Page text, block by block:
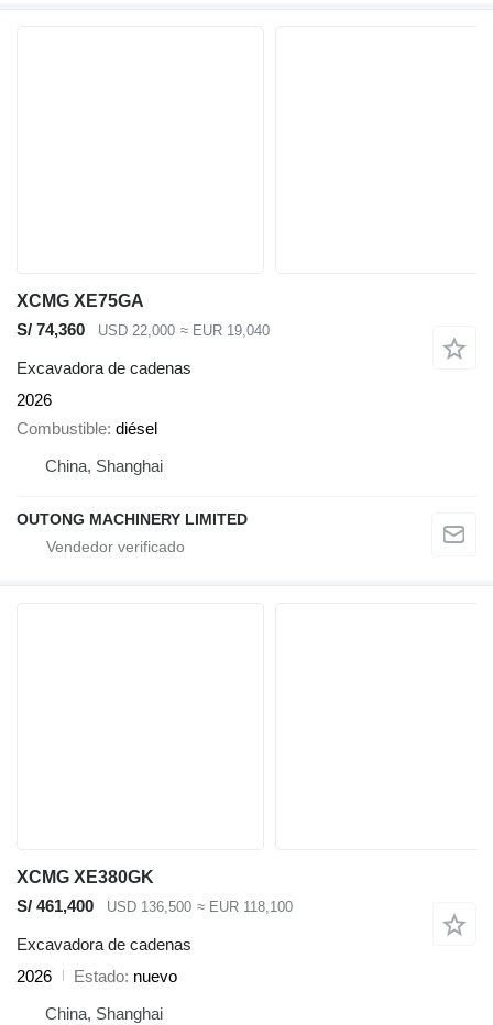
XCMG XE75GA
S/ 74,360
USD 22,000 ≈ EUR 19,040
Excavadora de cadenas
2026
Combustible diésel
China, Shanghai
OUTONG MACHINERY LIMITED
XCMG XE380GK
S/ 461,400
USD 136,500 ≈ EUR 118,100
Excavadora de cadenas
2026
Estado nuevo
China, Shanghai